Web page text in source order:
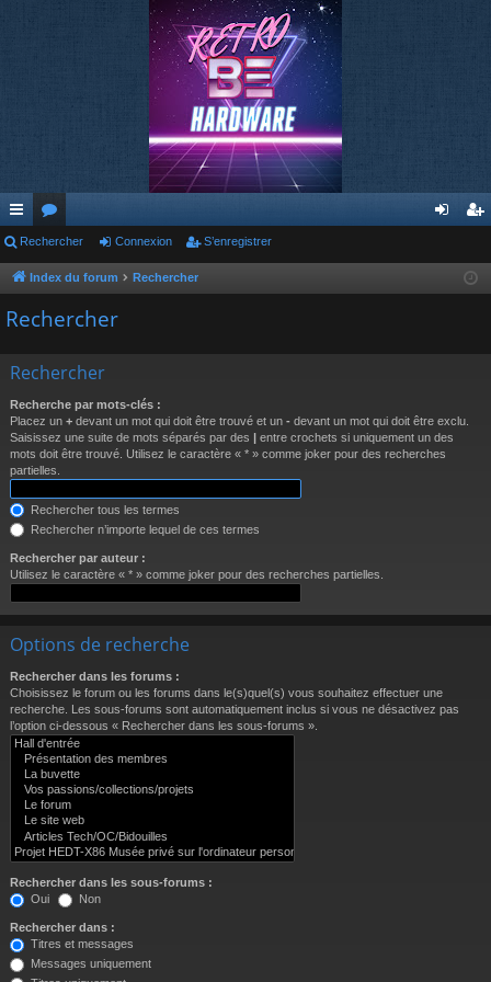
cc
ès
ra
de
or
u
m
nr
Rechercher Connexion S’enregistrer
Index du forum Rechercher
Rechercher
Rechercher
Recherche par mots-clés :
Placez un + devant un mot qui doit être trouvé et un - devant un mot qui doit être exclu.
Saisissez une suite de mots séparés par des | entre crochets si uniquement un des
mots doit être trouvé. Utilisez le caractère « * » comme joker pour des recherches
partielles.
Rechercher tous les termes
Rechercher n’importe lequel de ces termes
Rechercher par auteur :
Utilisez le caractère « * » comme joker pour des recherches partielles.
Options de recherche
Rechercher dans les forums :
Choisissez le forum ou les forums dans le(s)quel(s) vous souhaitez effectuer une
recherche. Les sous-forums sont automatiquement inclus si vous ne désactivez pas
l’option ci-dessous « Rechercher dans les sous-forums ».
Rechercher dans les sous-forums :
Oui
Non
Rechercher dans :
Titres et messages
Messages uniquement